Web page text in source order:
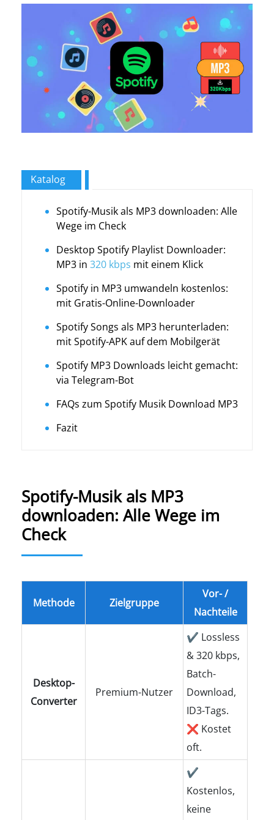
Katalog
Spotify-Musik als MP3 downloaden: Alle
Wege im Check
Desktop Spotify Playlist Downloader:
MP3 in 320 kbps mit einem Klick
Spotify in MP3 umwandeln kostenlos:
mit Gratis-Online-Downloader
Spotify Songs als MP3 herunterladen:
mit Spotify-APK auf dem Mobilgerät
Spotify MP3 Downloads leicht gemacht:
via Telegram-Bot
FAQs zum Spotify Musik Download MP3
Fazit
Spotify-Musik als MP3
downloaden: Alle Wege im
Check
Methode Zielgruppe
Vor- /
Nachteile
Desktop-
Converter
Premium-Nutzer
✔ Lossless
& 320 kbps,
Batch-
Download,
ID3-Tags.
❌ Kostet
oft.
✔
Kostenlos,
keine